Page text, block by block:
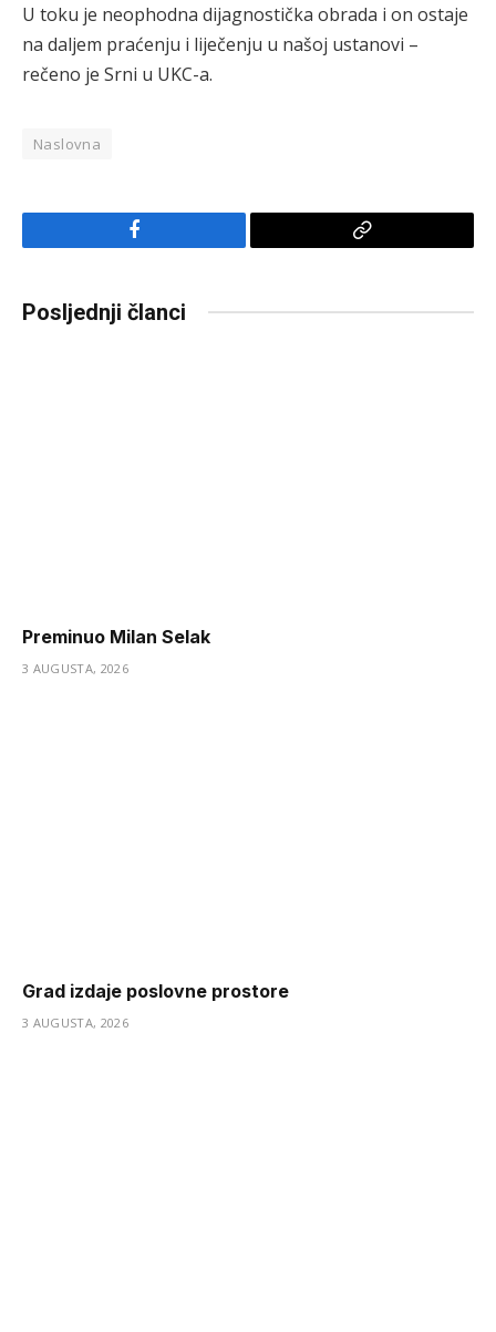
U toku je neophodna dijagnostička obrada i on ostaje
na daljem praćenju i liječenju u našoj ustanovi –
rečeno je Srni u UKC-a.
Naslovna
Facebook
Copy
Posljednji članci
Preminuo Milan Selak
3 AUGUSTA, 2026
Grad izdaje poslovne prostore
3 AUGUSTA, 2026